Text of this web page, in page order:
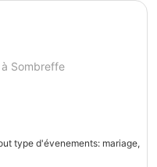
Sombreffe
type d'évenements: mariage,